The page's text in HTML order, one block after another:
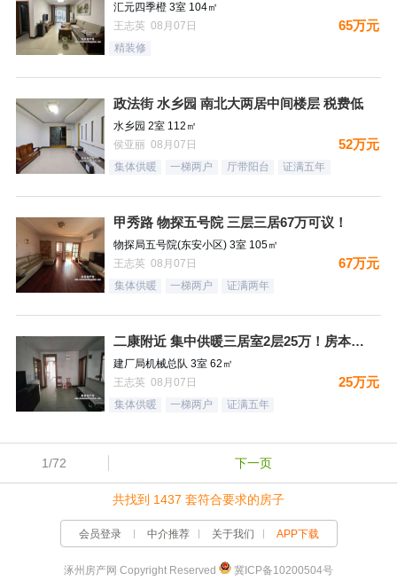
汇元四季橙 3室 104㎡
王志英 08月07日
65万元
精装修
政法街 水乡园 南北大两居中间楼层 税费低
水乡园 2室 112㎡
侯亚丽 08月07日
52万元
集体供暖 一梯两户 厅带阳台 证满五年
甲秀路 物探五号院 三层三居67万可议！
物探局五号院(东安小区) 3室 105㎡
王志英 08月07日
67万元
集体供暖 一梯两户 证满两年
二康附近 集中供暖三居室2层25万！房本满五过户费少！
建厂局机械总队 3室 62㎡
王志英 08月07日
25万元
集体供暖 一梯两户 证满五年
1/72 下一页
共找到 1437 套符合要求的房子
会员登录 中介推荐 关于我们 APP下载
涿州房产网 Copyright Reserved 冀ICP备10200504号